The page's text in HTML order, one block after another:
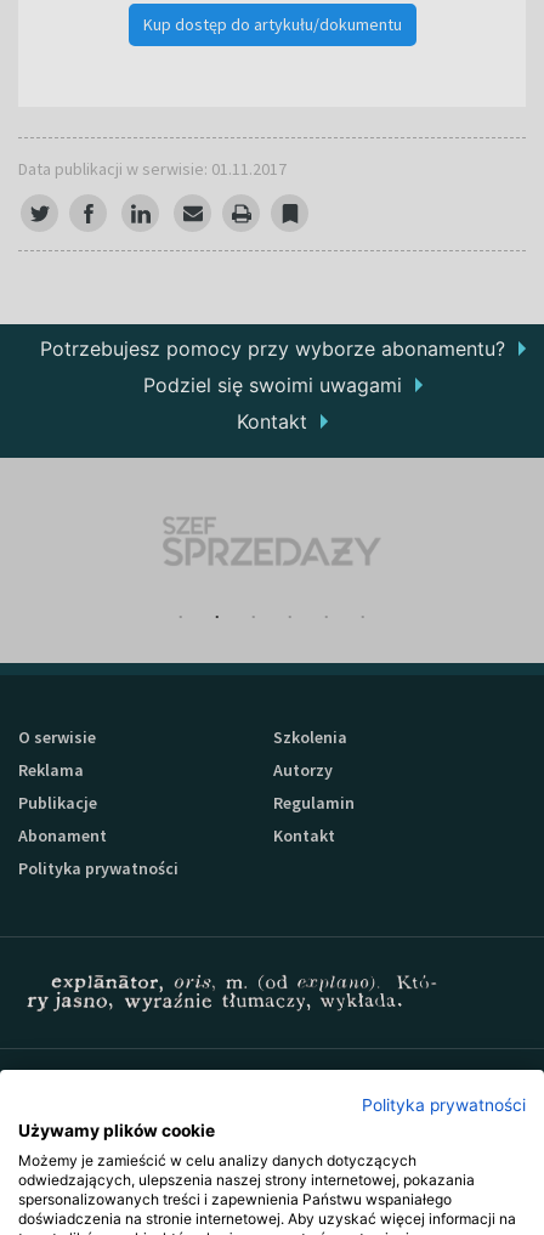
Kup dostęp do artykułu/dokumentu
Data publikacji w serwisie: 01.11.2017
Potrzebujesz pomocy przy wyborze abonamentu?
Podziel się swoimi uwagami
Kontakt
O serwisie
Szkolenia
Reklama
Autorzy
Publikacje
Regulamin
Abonament
Kontakt
Polityka prywatności
Polityka prywatności
Używamy plików cookie
Możemy je zamieścić w celu analizy danych dotyczących
odwiedzających, ulepszenia naszej strony internetowej, pokazania
spersonalizowanych treści i zapewnienia Państwu wspaniałego
doświadczenia na stronie internetowej. Aby uzyskać więcej informacji na